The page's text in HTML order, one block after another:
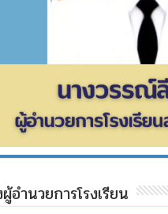
อำนวยการโรงเรียน